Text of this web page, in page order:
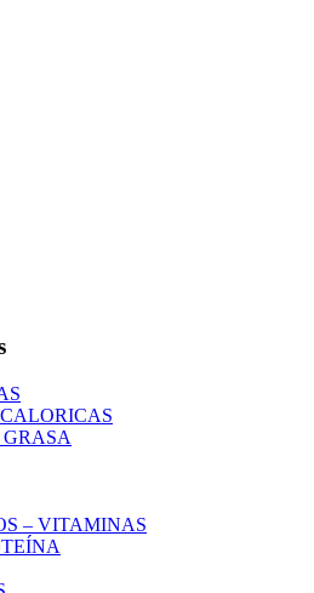
– VITAMINAS